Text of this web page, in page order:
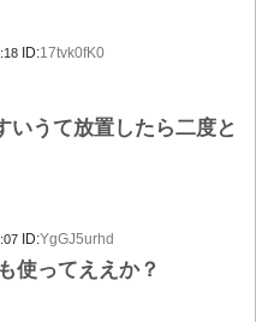
ID:17tvk0fK0
いうて放置したら二度と
ID:YgGJ5urhd
使ってええか？